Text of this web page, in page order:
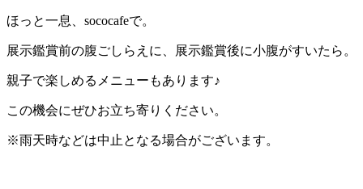
ほっと一息、sococafeで。
展示鑑賞前の腹ごしらえに、展示鑑賞後に小腹がすいたら。
親子で楽しめるメニューもあります♪
この機会にぜひお立ち寄りください。
※雨天時などは中止となる場合がございます。